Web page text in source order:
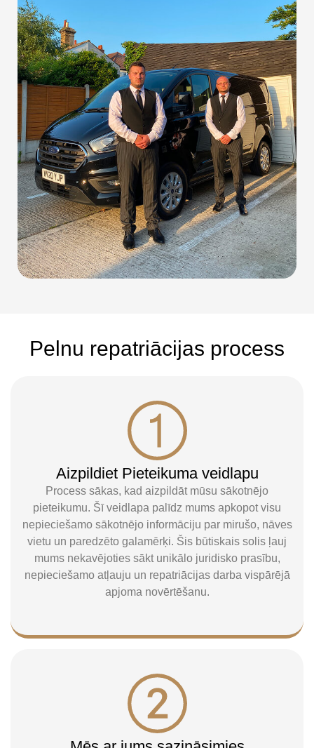
Pelnu repatriācijas process
Aizpildiet Pieteikuma veidlapu
Process sākas, kad aizpildāt mūsu sākotnējo
pieteikumu. Šī veidlapa palīdz mums apkopot visu
nepieciešamo sākotnējo informāciju par mirušo, nāves
vietu un paredzēto galamērķi. Šis būtiskais solis ļauj
mums nekavējoties sākt unikālo juridisko prasību,
nepieciešamo atļauju un repatriācijas darba vispārējā
apjoma novērtēšanu.